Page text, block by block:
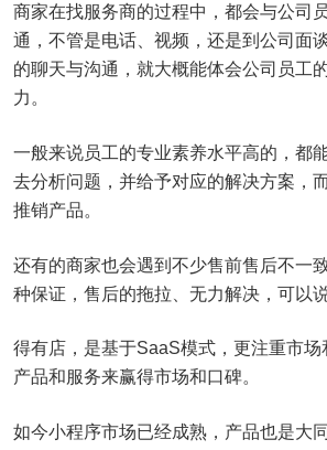
商家在找服务商的过程中，都会与公司
通，不管是电话、视频，还是到公司面
的聊天与沟通，就大概能体会公司员工
力。
一般来说员工的专业素养水平高的，都
去分析问题，并给予对应的解决方案，
推销产品。
还有的商家也会遇到不少售前售后不一
种保证，售后的拖拉、无力解决，可以
得有店，是基于SaaS模式，更注重市
产品和服务来赢得市场和口碑。
如今小程序市场已经成熟，产品也是大